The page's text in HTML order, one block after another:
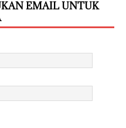
EMAIL UNTUK